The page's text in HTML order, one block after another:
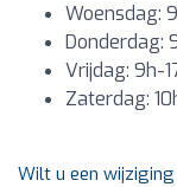
Woensdag:
Donderdag:
Vrijdag: 9h-
Zaterdag:
Wilt u een